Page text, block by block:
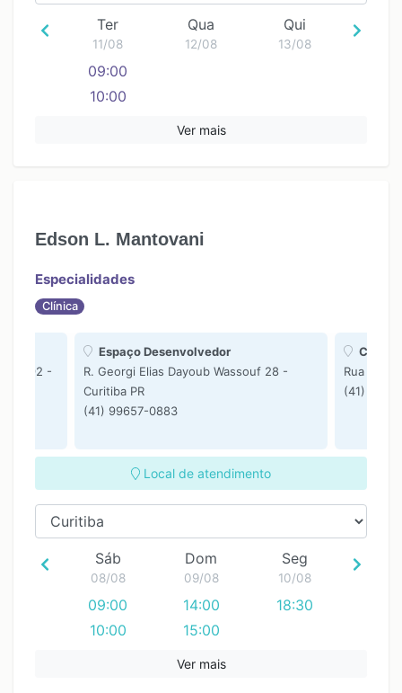
Ter
11/08
09:00
10:00
16:00
17:00
Qua
12/08
Qui
13/08
Ver mais
Edson L. Mantovani
Especialidades
Clínica
5492 -
Espaço Desenvolvedor
R. Georgi Elias Dayoub Wassouf 28 -
Curitiba PR
(41) 99657-0883
Rua
(41)
Local de atendimento
Sáb
08/08
09:00
10:00
Dom
09/08
14:00
15:00
16:00
Seg
10/08
18:30
Ver mais